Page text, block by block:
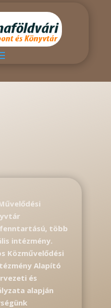
több
intézmény.
Közművelődési
Alapító
és
alapján